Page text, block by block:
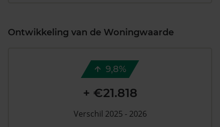
Ontwikkeling van de Woningwaarde
9,8%
+ €21.818
Verschil 2025 - 2026